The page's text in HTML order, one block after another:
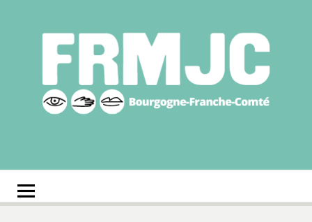
régionale des MJC
Bourgogne-Franche-